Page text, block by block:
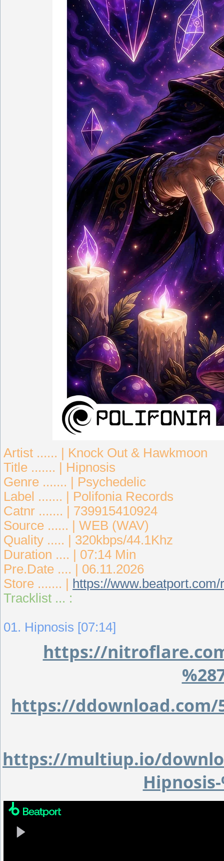
Artist ...... | Knock Out & Hawkmoon
Title ....... | Hipnosis
Genre ....... | Psychedelic
Label ....... | Polifonia Records
Catnr ....... | 739915410924
Source ...... | WEB (WAV)
Quality ..... | 320kbps/44.1Khz
Duration .... | 07:14 Min
Pre.Date .... | 06.11.2026
Store ....... |
https://
Tracklist ... :
01. Hipnosis [07:14]
https://
https://ddownload.com/
https://multiup.io/
Hipnosis-